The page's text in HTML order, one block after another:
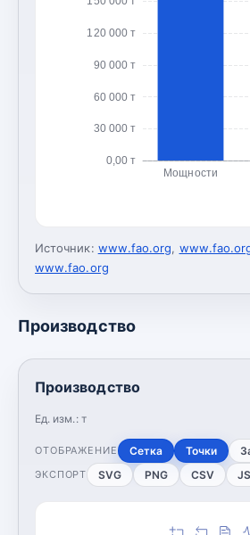
0,00 т
30 000 т
60 000 т
90 000 т
120 000 т
Мощности
Источник: www.fao.org,
www.fao.org
Производство
Производство
Ед. изм.: т
ОТОБРАЖЕНИЕ Сетка Точки
ЭКСПОРТ SVG PNG CSV